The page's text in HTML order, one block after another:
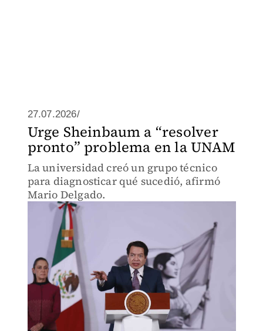
27.07.2026/
Urge Sheinbaum a “resolver
pronto” problema en la UNAM
La universidad creó un grupo técnico
para diagnosticar qué sucedió, afirmó
Mario Delgado.